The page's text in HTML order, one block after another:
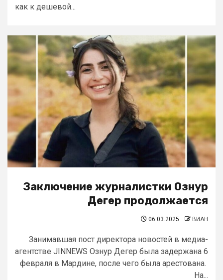
как к дешевой...
Заключение журналистки Ознур
Дегер продолжается
06.03.2025 ВИАН
Занимавшая пост директора новостей в медиа-
агентстве JINNEWS Ознур Дегер была задержана 6
февраля в Мардине, после чего была арестована.
На...